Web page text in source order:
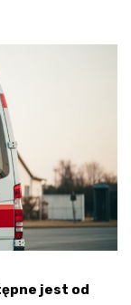
jest od